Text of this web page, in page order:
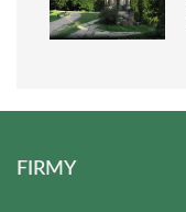
FIRMY